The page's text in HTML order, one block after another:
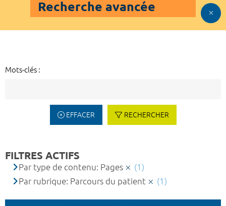
Recherche avancée
Mots-clés :
EFFACER RECHERCHER
FILTRES ACTIFS
Par type de contenu: Pages
(1)
Par rubrique: Parcours du patient
(1)